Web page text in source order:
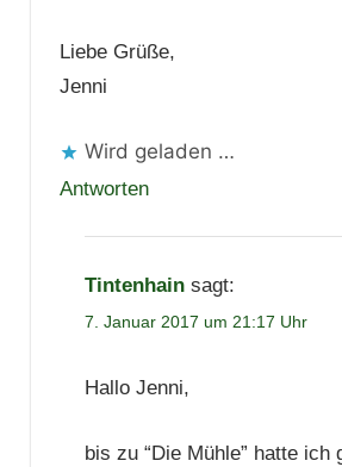
Liebe Grüße,
Jenni
Wird geladen …
Antworten
Tintenhain sagt:
7. Januar 2017 um 21:17 Uhr
Hallo Jenni,
bis zu “Die Mühle” hatte ich